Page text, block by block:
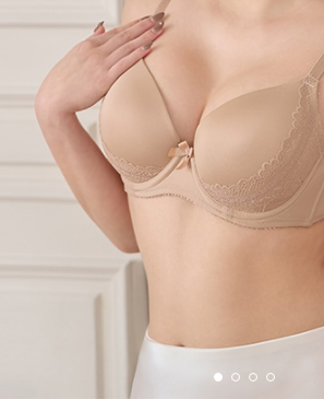
스포츠브라
르미스떼르
아니타스포츠